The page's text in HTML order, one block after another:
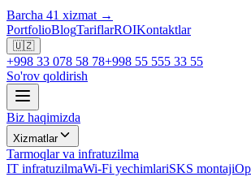
Barcha 41 xizmat →
PortfolioBlogTariflarROIKontaktlar
🇺🇿
+998 33 078 58 78+998 55 555 33 55
So'rov qoldirish
Biz haqimizda
Xizmatlar
Tarmoqlar va infratuzilma
IT infratuzilmaWi-Fi yechimlariSKS montaji